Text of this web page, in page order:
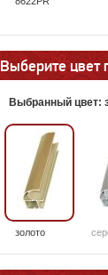
Выберите цвет
Выбранный цвет:
золото